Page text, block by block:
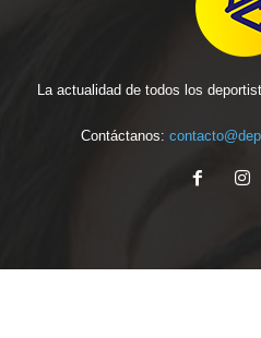
La actualidad de todos los
Contáctanos: